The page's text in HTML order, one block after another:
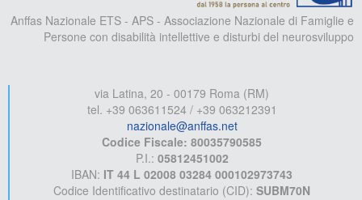
Anffas Nazionale ETS - APS - Associazione Nazionale di Famiglie e
Persone con disabilità intellettive e disturbi del neurosviluppo
via Latina, 20 - 00179 Roma (RM)
tel. +39 063611524 / +39 063212391
nazionale@anffas.net
Codice Fiscale: 80035790585
P.I.: 05812451002
IBAN: IT 44 L 02008 03284 000102973743
Codice Identificativo destinatario (CID): SUBM70N